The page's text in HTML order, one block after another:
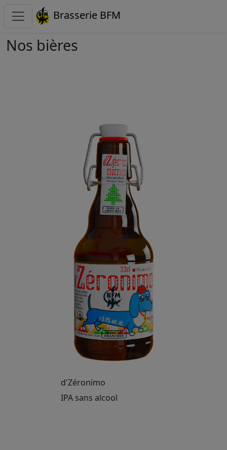
Brasserie BFM
Nos bières
d'Zéronimo
IPA sans alcool